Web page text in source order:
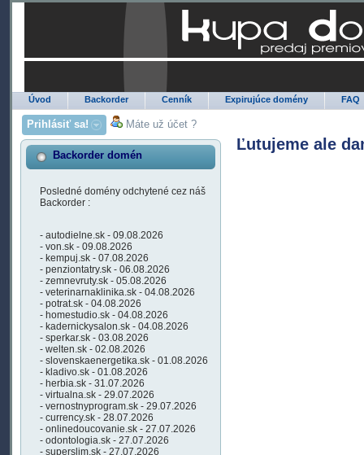
Úvod Backorder Cenník Expirujúce domény FAQ
Prihlásiť sa! Máte už účet ?
Backorder domén
Posledné domény odchytené cez náš
Backorder :
- autodielne.sk - 09.08.2026
- von.sk - 09.08.2026
- kempuj.sk - 07.08.2026
- penziontatry.sk - 06.08.2026
- zemnevruty.sk - 05.08.2026
- veterinarnaklinika.sk - 04.08.2026
- potrat.sk - 04.08.2026
- homestudio.sk - 04.08.2026
- kadernickysalon.sk - 04.08.2026
- sperkar.sk - 03.08.2026
- welten.sk - 02.08.2026
- slovenskaenergetika.sk - 01.08.2026
- kladivo.sk - 01.08.2026
- herbia.sk - 31.07.2026
- virtualna.sk - 29.07.2026
- vernostnyprogram.sk - 29.07.2026
- currency.sk - 28.07.2026
- onlinedoucovanie.sk - 27.07.2026
- odontologia.sk - 27.07.2026
- superslim.sk - 27.07.2026
Ľutujeme ale